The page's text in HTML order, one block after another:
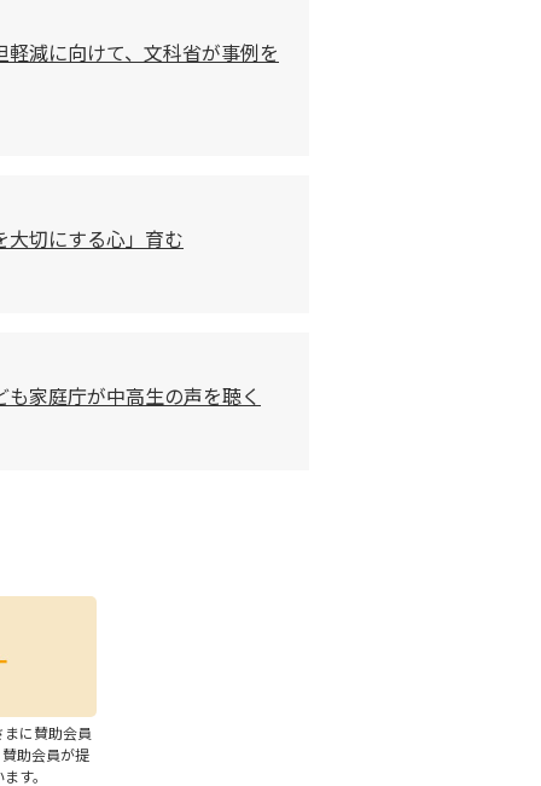
減に向けて、文科省が事例を
切にする心」育む
家庭庁が中高生の声を聴く
に賛助会員
助会員が提
す。